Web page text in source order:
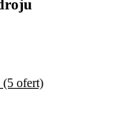
(5 ofert)